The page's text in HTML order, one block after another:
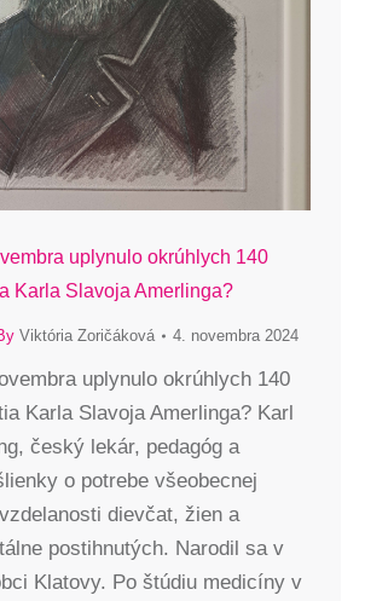
uplynulo okrúhlych 140
Karla Slavoja Amerlinga?
Viktória Zoričáková 4. novembra 2024
uplynulo okrúhlych 140
Karla Slavoja Amerlinga? Karl
český lekár, pedagóg a
o potrebe všeobecnej
dievčat, žien a
postihnutých. Narodil sa v
Klatovy. Po štúdiu medicíny v